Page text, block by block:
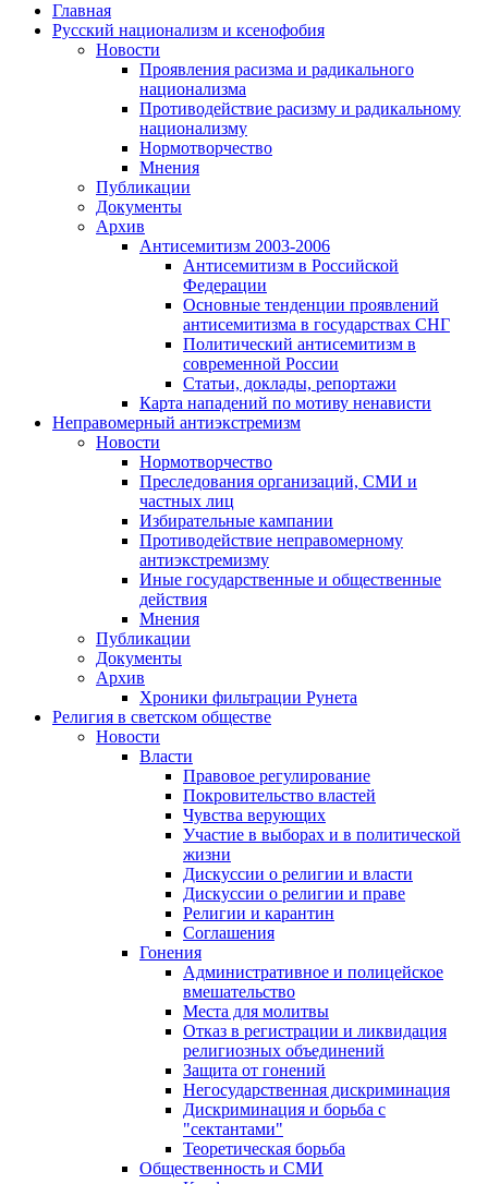
Главная
Русский национализм и ксенофобия
Новости
Проявления расизма и радикального
национализма
Противодействие расизму и радикальному
национализму
Нормотворчество
Мнения
Публикации
Документы
Архив
Антисемитизм 2003-2006
Антисемитизм в Российской
Федерации
Основные тенденции проявлений
антисемитизма в государствах СНГ
Политический антисемитизм в
современной России
Статьи, доклады, репортажи
Карта нападений по мотиву ненависти
Неправомерный антиэкстремизм
Новости
Нормотворчество
Преследования организаций, СМИ и
частных лиц
Избирательные кампании
Противодействие неправомерному
антиэкстремизму
Иные государственные и общественные
действия
Мнения
Публикации
Документы
Архив
Хроники фильтрации Рунета
Религия в светском обществе
Новости
Власти
Правовое регулирование
Покровительство властей
Чувства верующих
Участие в выборах и в политической
жизни
Дискуссии о религии и власти
Дискуссии о религии и праве
Религии и карантин
Соглашения
Гонения
Административное и полицейское
вмешательство
Места для молитвы
Отказ в регистрации и ликвидация
религиозных объединений
Защита от гонений
Негосударственная дискриминация
Дискриминация и борьба с
"сектантами"
Теоретическая борьба
Общественность и СМИ